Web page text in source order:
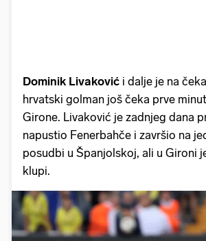
Dominik Livaković i dalje je na
hrvatski golman još čeka prve
Girone. Livaković je zadnjeg dana
napustio Fenerbahče i završio na
posudbi u Španjolskoj, ali u Gironi
klupi.